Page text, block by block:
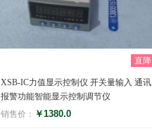
直降
XSB-IC力值显示控制仪 开关量输入 通讯
报警功能智能显示控制调节仪
销售价： ￥1380.0